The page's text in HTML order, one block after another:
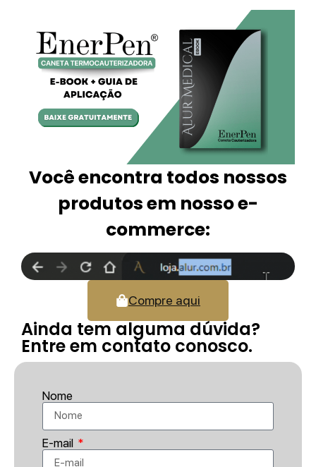
Você encontra todos nossos
produtos em nosso e-
commerce:
Compre aqui
Ainda tem alguma dúvida?
Entre em contato conosco.
Nome
E-mail